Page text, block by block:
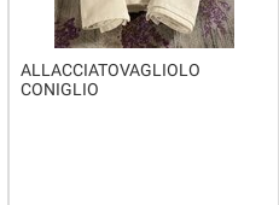
ALLACCIATOVAGLIOLO
CONIGLIO